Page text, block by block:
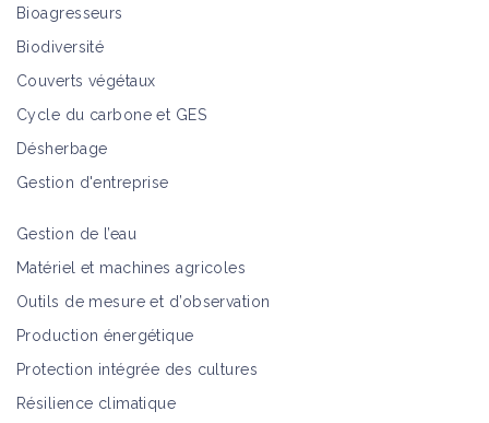
Bioagresseurs
Biodiversité
Couverts végétaux
Cycle du carbone et GES
Désherbage
Gestion d'entreprise
Gestion de l’eau
Matériel et machines agricoles
Outils de mesure et d’observation
Production énergétique
Protection intégrée des cultures
Résilience climatique